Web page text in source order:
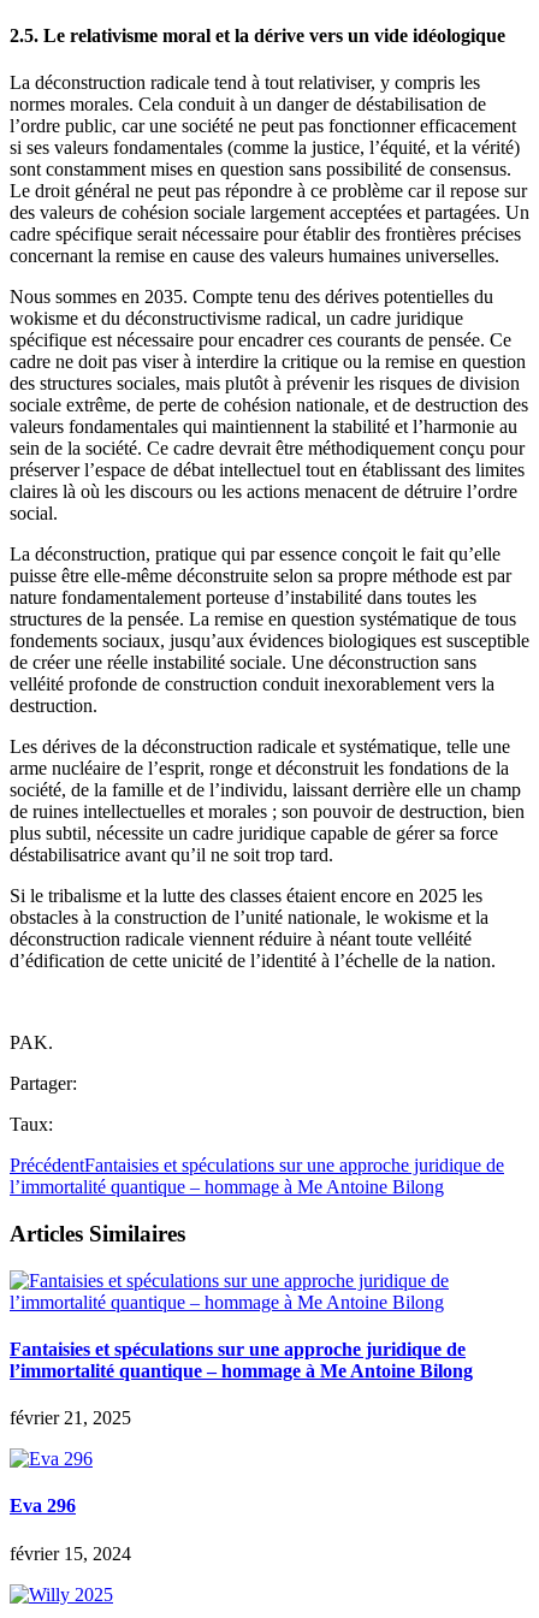
2.5. Le relativisme moral et la dérive vers un vide idéologique
La déconstruction radicale tend à tout relativiser, y compris les
normes morales. Cela conduit à un danger de déstabilisation de
l’ordre public, car une société ne peut pas fonctionner efficacement
si ses valeurs fondamentales (comme la justice, l’équité, et la vérité)
sont constamment mises en question sans possibilité de consensus.
Le droit général ne peut pas répondre à ce problème car il repose sur
des valeurs de cohésion sociale largement acceptées et partagées. Un
cadre spécifique serait nécessaire pour établir des frontières précises
concernant la remise en cause des valeurs humaines universelles.
Nous sommes en 2035. Compte tenu des dérives potentielles du
wokisme et du déconstructivisme radical, un cadre juridique
spécifique est nécessaire pour encadrer ces courants de pensée. Ce
cadre ne doit pas viser à interdire la critique ou la remise en question
des structures sociales, mais plutôt à prévenir les risques de division
sociale extrême, de perte de cohésion nationale, et de destruction des
valeurs fondamentales qui maintiennent la stabilité et l’harmonie au
sein de la société. Ce cadre devrait être méthodiquement conçu pour
préserver l’espace de débat intellectuel tout en établissant des limites
claires là où les discours ou les actions menacent de détruire l’ordre
social.
La déconstruction, pratique qui par essence conçoit le fait qu’elle
puisse être elle-même déconstruite selon sa propre méthode est par
nature fondamentalement porteuse d’instabilité dans toutes les
structures de la pensée. La remise en question systématique de tous
fondements sociaux, jusqu’aux évidences biologiques est susceptible
de créer une réelle instabilité sociale. Une déconstruction sans
velléité profonde de construction conduit inexorablement vers la
destruction.
Les dérives de la déconstruction radicale et systématique, telle une
arme nucléaire de l’esprit, ronge et déconstruit les fondations de la
société, de la famille et de l’individu, laissant derrière elle un champ
de ruines intellectuelles et morales ; son pouvoir de destruction, bien
plus subtil, nécessite un cadre juridique capable de gérer sa force
déstabilisatrice avant qu’il ne soit trop tard.
Si le tribalisme et la lutte des classes étaient encore en 2025 les
obstacles à la construction de l’unité nationale, le wokisme et la
déconstruction radicale viennent réduire à néant toute velléité
d’édification de cette unicité de l’identité à l’échelle de la nation.
PAK.
Partager:
Taux:
PrécédentFantaisies et spéculations sur une approche juridique de
l’immortalité quantique – hommage à Me Antoine Bilong
Articles Similaires
Fantaisies et spéculations sur une approche juridique de
l’immortalité quantique – hommage à Me Antoine Bilong
février 21, 2025
Eva 296
février 15, 2024